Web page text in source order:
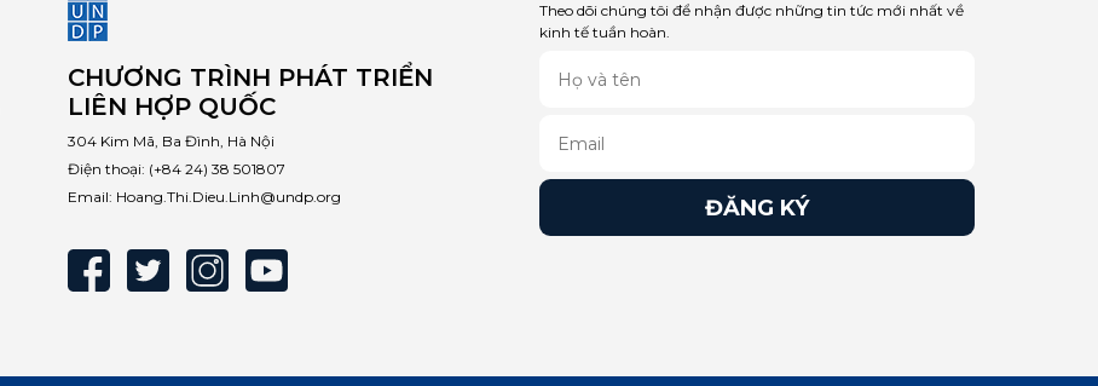
CHƯƠNG TRÌNH PHÁT TRIỂN
LIÊN HỢP QUỐC
304 Kim Mã, Ba Đình, Hà Nội
Điện thoại: (+84 24) 38 501807
Email: Hoang.Thi.Dieu.Linh@undp.org
Theo dõi chúng tôi để nhận được những tin tức mới nhất về
kinh tế tuần hoàn.